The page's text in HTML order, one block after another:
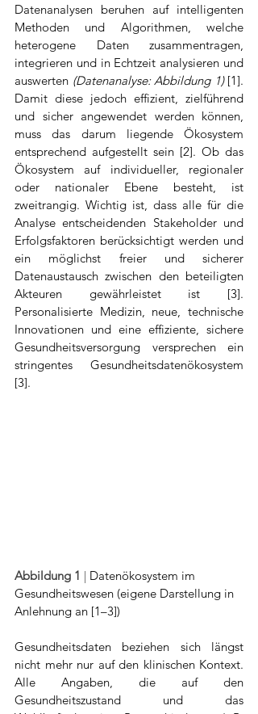
Datenanalysen beruhen auf intelligenten
Methoden und Algorithmen, welche
heterogene Daten zusammentragen,
integrieren und in Echtzeit analysieren und
auswerten (Datenanalyse: Abbildung 1) [1].
Damit diese jedoch effizient, zielführend
und sicher angewendet werden können,
muss das darum liegende Ökosystem
entsprechend aufgestellt sein [2]. Ob das
Ökosystem auf individueller, regionaler
oder nationaler Ebene besteht, ist
zweitrangig. Wichtig ist, dass alle für die
Analyse entscheidenden Stakeholder und
Erfolgsfaktoren berücksichtigt werden und
ein möglichst freier und sicherer
Datenaustausch zwischen den beteiligten
Akteuren gewährleistet ist [3].
Personalisierte Medizin, neue, technische
Innovationen und eine effiziente, sichere
Gesundheitsversorgung versprechen ein
stringentes Gesundheitsdatenökosystem
[3].
Abbildung 1 | Datenökosystem im
Gesundheitswesen (eigene Darstellung in
Anlehnung an [1–3])
Gesundheitsdaten beziehen sich längst
nicht mehr nur auf den klinischen Kontext.
Alle Angaben, die auf den
Gesundheitszustand und das